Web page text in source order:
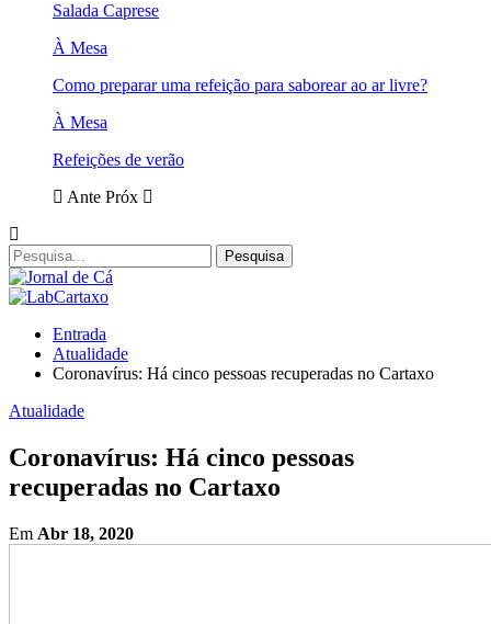
Salada Caprese
À Mesa
Como preparar uma refeição para saborear ao ar livre?
À Mesa
Refeições de verão
Ante Próx
Entrada
Atualidade
Coronavírus: Há cinco pessoas recuperadas no Cartaxo
Atualidade
Coronavírus: Há cinco pessoas
recuperadas no Cartaxo
Em Abr 18, 2020